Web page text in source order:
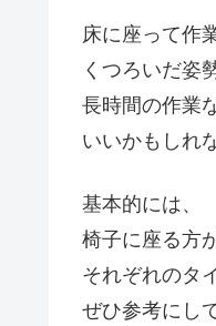
床に座って作
くつろいだ姿
長時間の作業
いいかもしれ
基本的には、
椅子に座る方
それぞれのタ
ぜひ参考にし